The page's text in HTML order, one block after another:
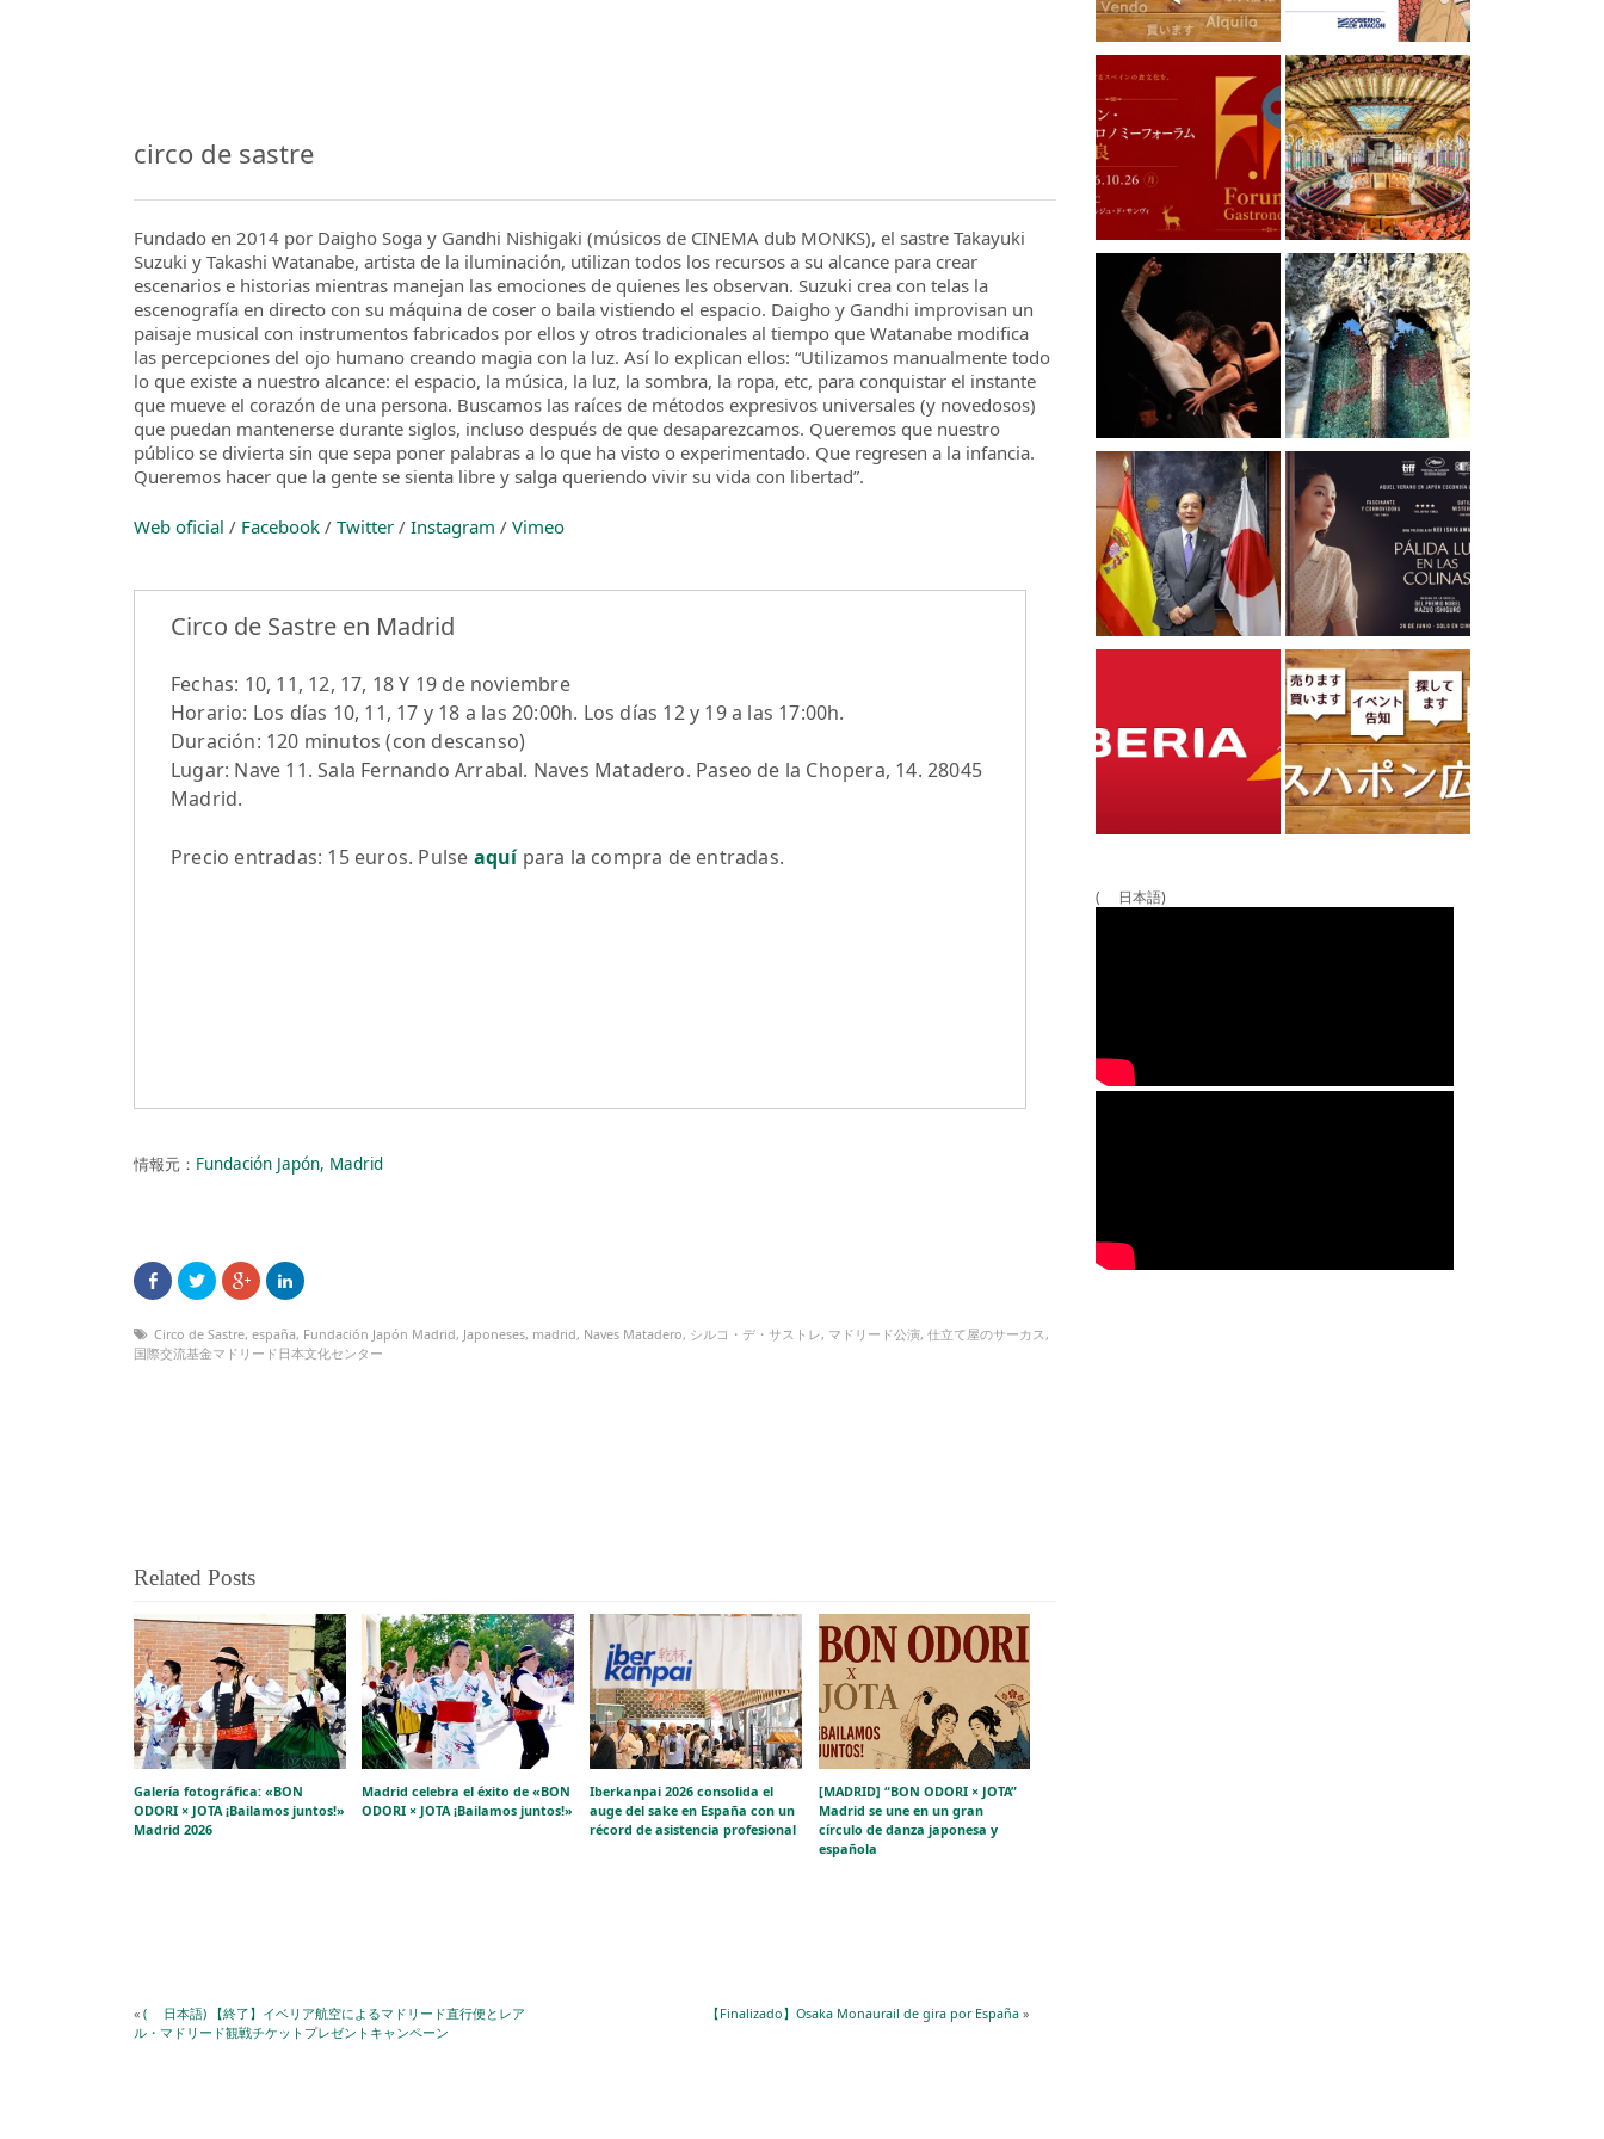
circo de sastre
Fundado en 2014 por Daigho Soga y Gandhi Nishigaki (músicos de CINEMA dub MONKS), el sastre Takayuki
Suzuki y Takashi Watanabe, artista de la iluminación, utilizan todos los recursos a su alcance para crear
escenarios e historias mientras manejan las emociones de quienes les observan. Suzuki crea con telas la
escenografía en directo con su máquina de coser o baila vistiendo el espacio. Daigho y Gandhi improvisan un
paisaje musical con instrumentos fabricados por ellos y otros tradicionales al tiempo que Watanabe modifica
las percepciones del ojo humano creando magia con la luz. Así lo explican ellos: “Utilizamos manualmente todo
lo que existe a nuestro alcance: el espacio, la música, la luz, la sombra, la ropa, etc, para conquistar el instante
que mueve el corazón de una persona. Buscamos las raíces de métodos expresivos universales (y novedosos)
que puedan mantenerse durante siglos, incluso después de que desaparezcamos. Queremos que nuestro
público se divierta sin que sepa poner palabras a lo que ha visto o experimentado. Que regresen a la infancia.
Queremos hacer que la gente se sienta libre y salga queriendo vivir su vida con libertad”.
Web oficial / Facebook / Twitter / Instagram / Vimeo
Circo de Sastre en Madrid
Fechas: 10, 11, 12, 17, 18 Y 19 de noviembre
Horario: Los días 10, 11, 17 y 18 a las 20:00h. Los días 12 y 19 a las 17:00h.
Duración: 120 minutos (con descanso)
Lugar: Nave 11. Sala Fernando Arrabal. Naves Matadero. Paseo de la Chopera, 14. 28045
Madrid.
Precio entradas: 15 euros. Pulse aquípara la compra de entradas.
情報元： Fundación Japón, Madrid
Circo de Sastre, españa, Fundación Japón Madrid, Japoneses, madrid, Naves Matadero, シルコ・デ・サストレ, マドリード公演, 仕立て屋のサーカス,
国際交流基金マドリード日本文化センター
Related Posts
Galería fotográfica: «BON
ODORI × JOTA ¡Bailamos juntos!»
Madrid 2026
Madrid celebra el éxito de «BON
ODORI × JOTA ¡Bailamos juntos!»
Iberkanpai 2026 consolida el
auge del sake en España con un
récord de asistencia profesional
[MADRID] “BON ODORI × JOTA”
Madrid se une en un gran
círculo de danza japonesa y
española
« ( 日本語) 【終了】イベリア航空によるマドリード直行便とレア
ル・マドリード観戦チケットプレゼントキャンペーン
【Finalizado】Osaka Monaurail de gira por España»
( 日本語)